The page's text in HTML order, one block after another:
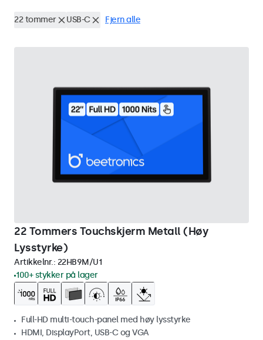
22 tommer USB-C Fjern alle
22 Tommers Touchskjerm Metall (Høy
Lysstyrke)
Artikkelnr.: 22HB9M/U1
100+ stykker på lager
Full-HD multi-touch-panel med høy lysstyrke
HDMI, DisplayPort, USB-C og VGA